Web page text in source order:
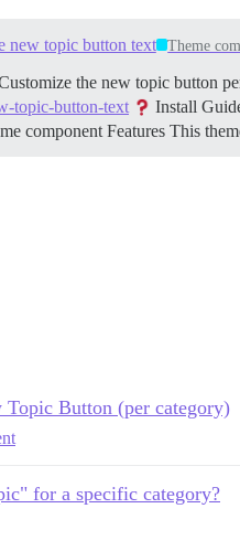
new topic button text Theme
the new topic button
topic-button-text
Install
component Features This
Topic Button (per category)
for a specific category?